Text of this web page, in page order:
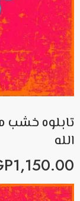
تابلوه خشب
الله
1,150.00